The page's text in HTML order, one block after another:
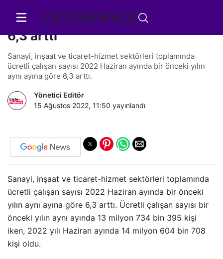
LİSTEMAKALE
Ücretli çalışan sayısı yıllık yüzde
6,3 arttı
Sanayi, inşaat ve ticaret-hizmet sektörleri toplamında
ücretli çalışan sayısı 2022 Haziran ayında bir önceki yılın
aynı ayına göre 6,3 arttı.
Yönetici Editör
15 Ağustos 2022, 11:50 yayınlandı
Sanayi, inşaat ve ticaret-hizmet sektörleri toplamında
ücretli çalışan sayısı 2022 Haziran ayında bir önceki
yılın aynı ayına göre 6,3 arttı. Ücretli çalışan sayısı bir
önceki yılın aynı ayında 13 milyon 734 bin 395 kişi
iken, 2022 yılı Haziran ayında 14 milyon 604 bin 708
kişi oldu.